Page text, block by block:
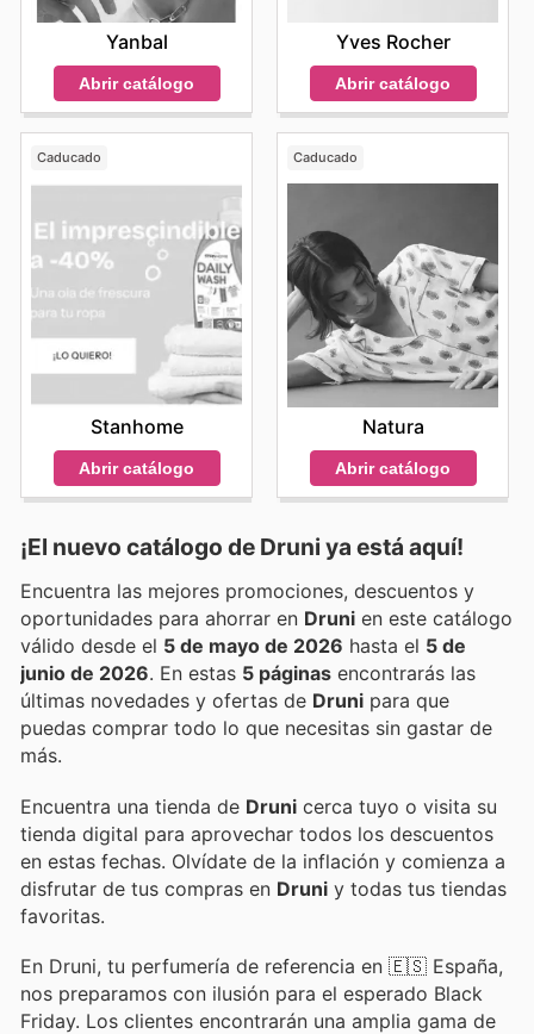
Yanbal
Abrir catálogo
Yves Rocher
Abrir catálogo
Caducado
Stanhome
Abrir catálogo
Caducado
Natura
Abrir catálogo
¡El nuevo catálogo de Druni ya está aquí!
Encuentra las mejores promociones, descuentos y
oportunidades para ahorrar en Druni en este catálogo
válido desde el 5 de mayo de 2026 hasta el 5 de
junio de 2026 . En estas 5 páginas encontrarás las
últimas novedades y ofertas de Druni para que
puedas comprar todo lo que necesitas sin gastar de
más.
Encuentra una tienda de Druni cerca tuyo o visita su
tienda digital para aprovechar todos los descuentos
en estas fechas. Olvídate de la inflación y comienza a
disfrutar de tus compras en Druni y todas tus tiendas
favoritas.
En Druni, tu perfumería de referencia en 🇪🇸 España,
nos preparamos con ilusión para el esperado Black
Friday. Los clientes encontrarán una amplia gama de